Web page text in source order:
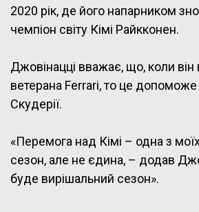
2020 рік, де його напарником
чемпіон світу Кімі Райкконен.
Джовінацці вважає, що, коли
ветерана Ferrari, то це
Скудерії.
«Перемога над Кімі – одна з
сезон, але не єдина, – додав
буде вирішальний сезон».